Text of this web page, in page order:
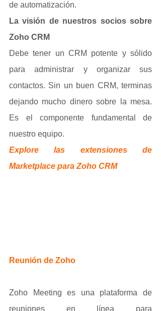
de automatización.
La visión de nuestros socios sobre
Zoho CRM
Debe tener un CRM potente y sólido
para administrar y organizar sus
contactos. Sin un buen CRM, terminas
dejando mucho dinero sobre la mesa.
Es el componente fundamental de
nuestro equipo.
Explore las extensiones de
Marketplace para Zoho CRM
Reunión de Zoho
Zoho Meeting es una plataforma de
reuniones en línea para